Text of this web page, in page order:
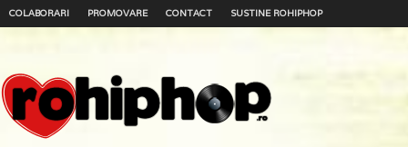
COLABORARI PROMOVARE CONTACT SUSTINE ROHIPHOP